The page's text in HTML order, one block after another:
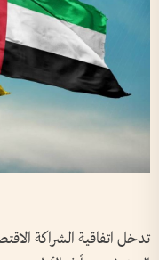
تدخل اتفاقية الشراكة